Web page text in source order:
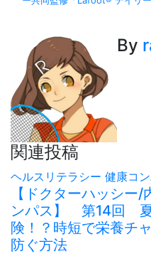
ビ
ゲ
ー
シ
ョ
ン
By
関連投稿
ヘルスリテラシー 健康コ
【ドクターハッシー
ンパス】 第14回 夏
険！？時短で栄養チ
防ぐ方法